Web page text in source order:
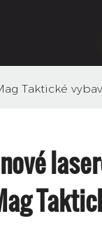
Taktické